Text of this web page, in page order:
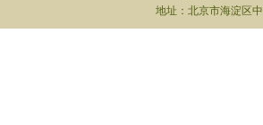
地址：北京市海淀区